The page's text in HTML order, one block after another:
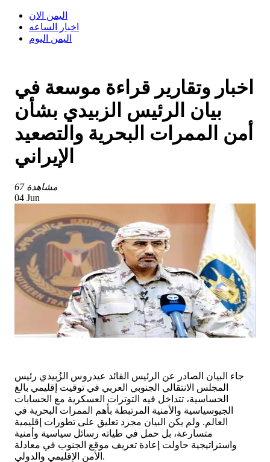
اليمن الان
اخبار الساعه
اليمن اليوم
اخبار وتقارير قراءة موسعة في
بيان الرئيس الزبيدي بشأن
أمن الممرات البحرية والتصعيد
الإيراني
67 مشاهدة
04 Jun
جاء البيان الصادر عن الرئيس القائد عيدروس الزُبيدي رئيس
المجلس الانتقالي الجنوبي العربي في توقيت إقليمي بالغ
الحساسية، تتداخل فيه التوترات العسكرية مع الحسابات
الجيوسياسية والأمنية المرتبطة بأهم الممرات البحرية في
العالم. ولم يكن البيان مجرد تعليق على تطورات إقليمية
متسارعة، بل حمل في طياته رسائل سياسية وأمنية
واستراتيجية حاولت إعادة تعريف موقع الجنوب في معادلة
الأمن الإقليمي والدولي.